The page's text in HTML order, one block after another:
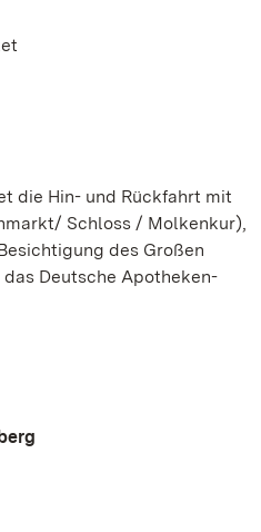
die Hin- und Rückfahrt mit
Schloss / Molkenkur),
des Großen
Deutsche Apotheken-